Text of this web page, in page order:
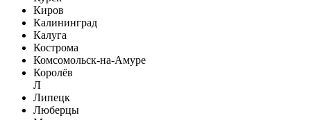
Киров
Калининград
Калуга
Кострома
Комсомольск-на-Амуре
Королёв
Л
Липецк
Люберцы